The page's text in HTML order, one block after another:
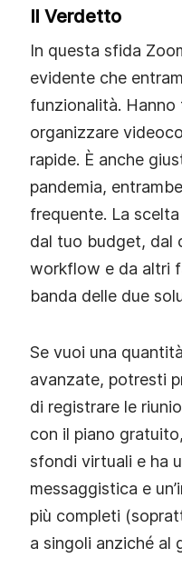
Il Verdetto
In questa sfida
evidente che
funzionalità.
organizzare
rapide. È anche
pandemia,
frequente. La
dal tuo budget, dal
workflow e da altri
banda delle due
Se vuoi una
avanzate, potresti
di registrare le
con il piano
sfondi virtuali e ha
messaggistica e
più completi
a singoli anziché al